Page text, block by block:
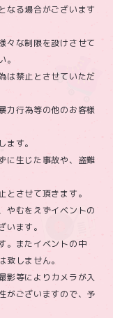
なる場合がございます
々な制限を設けさせて
は禁止とさせていただ
力行為等の他のお客様
す。
に生じた事故や、盗難
させて頂きます。
やむをえずイベントの
ます。
。またイベントの中
しません。
影等によりカメラが入
がございますので、予